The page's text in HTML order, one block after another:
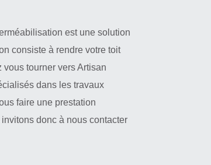
est une solution
consiste à rendre votre toit
tourner vers Artisan
dans les travaux
faire une prestation
donc à nous contacter